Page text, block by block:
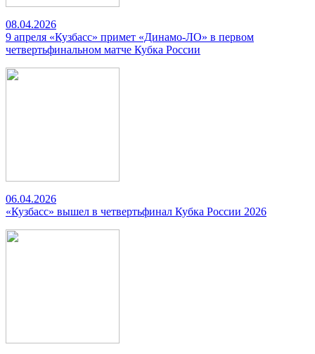
08.04.2026
9 апреля «Кузбасс» примет «Динамо-ЛО» в первом
четвертьфинальном матче Кубка России
06.04.2026
«Кузбасс» вышел в четвертьфинал Кубка России 2026